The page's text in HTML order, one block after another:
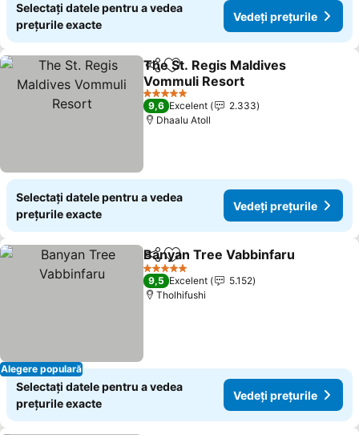
Selectați datele pentru a vedea
prețurile exacte
Vedeți prețurile
DistribuițiAdăugaţi la favorite
The St. Regis Maldives
Vommuli Resort
Vedeți prețurile
5 Stele
9,6 Excelent
2.333
Dhaalu Atoll
Selectați datele pentru a vedea
prețurile exacte
Vedeți prețurile
Alegere populară
DistribuițiAdăugaţi la favorite
Banyan Tree Vabbinfaru
5 Stele
9,5 Excelent
5.152
Tholhifushi
Selectați datele pentru a vedea
prețurile exacte
Vedeți prețurile